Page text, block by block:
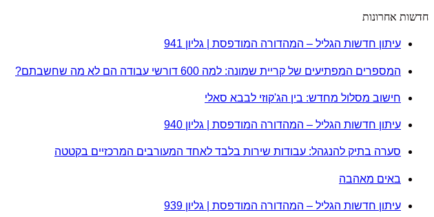
חדשות אחרונות
עיתון חדשות הגליל – המהדורה המודפסת | גליון 941
המספרים המפתיעים של קריית שמונה: למה 600 דורשי עבודה הם לא מה שחשבתם?
חישוב מסלול מחדש: בין הג'קוזי לבבא סאלי
עיתון חדשות הגליל – המהדורה המודפסת | גליון 940
סערה בתיק להנגהל: עבודות שירות בלבד לאחד המעורבים המרכזיים בקטטה
באים מאהבה
עיתון חדשות הגליל – המהדורה המודפסת | גליון 939